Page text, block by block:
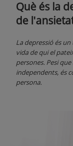
Què és la
de
La depressió és
vida de qui el
persones. Pesi
independents, és
persona.